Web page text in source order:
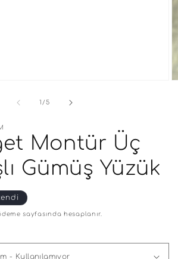
1//5
Montür Üç
Gümüş Yüzük
sayfasında hesaplanır.